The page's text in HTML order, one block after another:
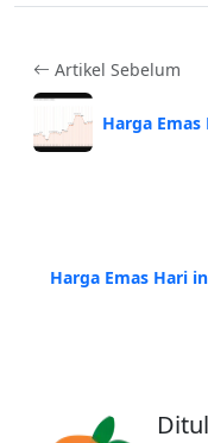
Artikel Sebelum
Harga Emas
Harga Emas Hari